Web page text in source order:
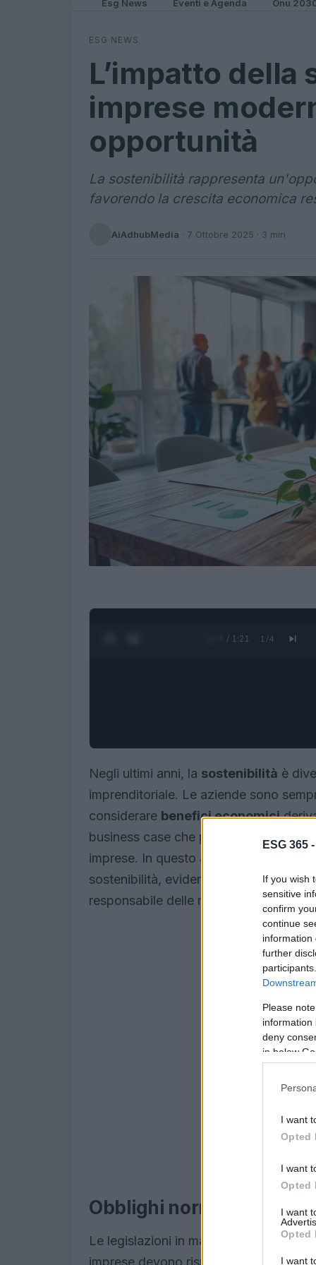
ESG 365 -
If you wish
sensitive
confirm
continue
information
further
Please
information
deny
in below
I want
Opted
I want
Opted
I want
Opted
I want
Esg News Eventi e Agenda Onu
ESG NEWS
L’impatto
imprese
opportunità
La sostenibilità rappresenta
favorendo la crescita economica
AiAdhubMedia · 7 Ottobre 2025 · 3 min
0:28 / 1:21 1 /4
Negli ultimi anni, la sostenibilità è
imprenditoriale. Le aziende sono
considerare benefici economici
business case che può influenzare
imprese. In questo articolo si
sostenibilità, evidenziando come le
responsabile delle risorse.
Obblighi normativi per le
Le legislazioni in materia di